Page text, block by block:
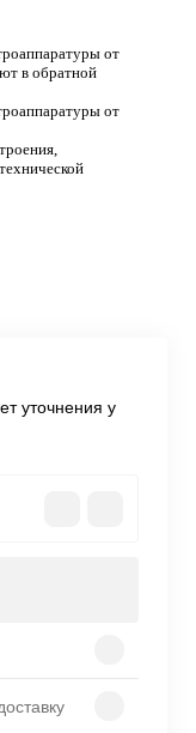
от
в обратной
от
уточнения у